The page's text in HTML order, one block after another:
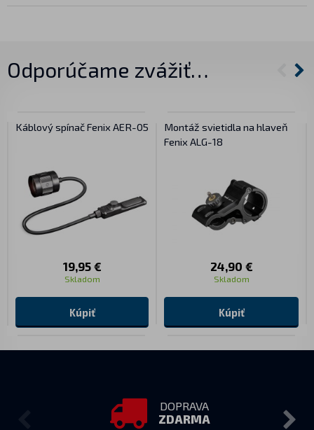
Odporúčame zvážiť…
Káblový spínač Fenix AER-05
19,95 €
Skladom
Kúpiť
Montáž svietidla na hlaveň
Fenix ALG-18
24,90 €
Skladom
Kúpiť
DOPRAVA
ZDARMA